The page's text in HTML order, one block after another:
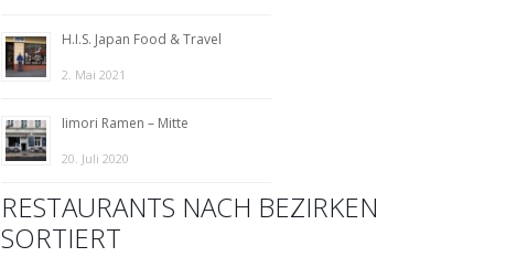
H.I.S. Japan Food & Travel
2. Mai 2021
Iimori Ramen – Mitte
20. Juli 2020
RESTAURANTS NACH BEZIRKEN
SORTIERT